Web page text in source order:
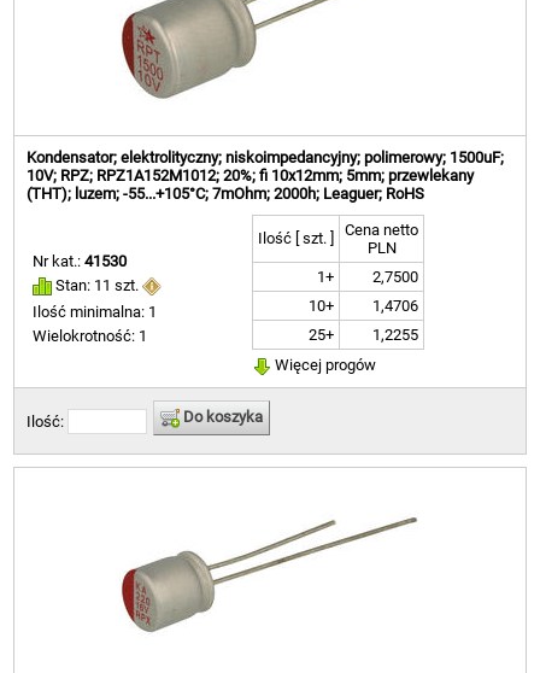
Kondensator; elektrolityczny; niskoimpedancyjny; polimerowy; 1500uF;
10V; RPZ; RPZ1A152M1012; 20%; fi 10x12mm; 5mm; przewlekany
(THT); luzem; -55...+105°C; 7mOhm; 2000h; Leaguer; RoHS
Nr kat.:41530
Stan: 11 szt.
Ilość minimalna: 1
Wielokrotność: 1
Ilość [ szt. ]
Cena netto
PLN
1+
2,7500
10+
1,4706
25+
1,2255
Więcej progów
Ilość: Do koszyka